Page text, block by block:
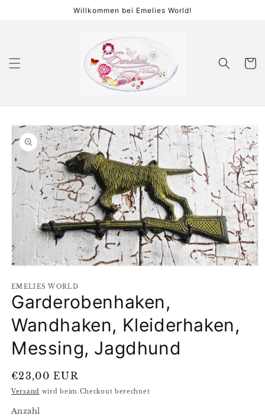
Willkommen bei Emelies World!
in
Modal
öffnen
EMELIES WORLD
Garderobenhaken,
Wandhaken, Kleiderhaken,
Messing, Jagdhund
Normaler
Preis
€23,00 EUR
Versand wird beim Checkout berechnet
Anzahl